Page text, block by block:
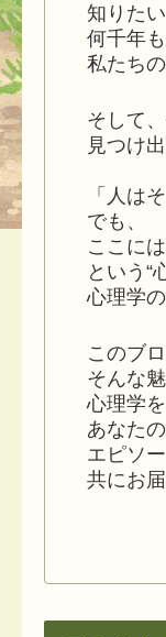
知りた
何千年
私たち
そして
見つけ出
「人は
でも、
ここに
という“
心理学
このブ
そんな
心理学を
あなた
エピソ
共にお